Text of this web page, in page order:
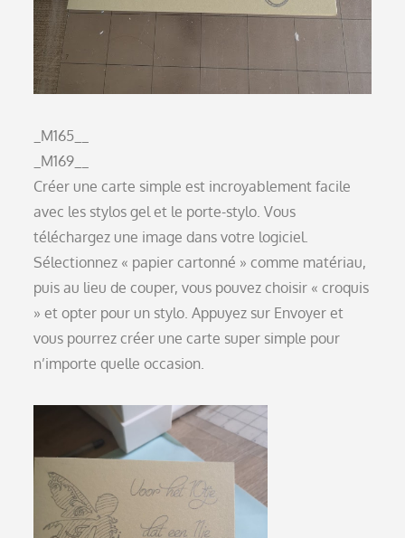
_M165__
_M169__
Créer une carte simple est incroyablement facile
avec les stylos gel et le porte-stylo. Vous
téléchargez une image dans votre logiciel.
Sélectionnez « papier cartonné » comme matériau,
puis au lieu de couper, vous pouvez choisir « croquis
» et opter pour un stylo. Appuyez sur Envoyer et
vous pourrez créer une carte super simple pour
n’importe quelle occasion.